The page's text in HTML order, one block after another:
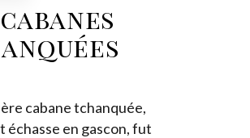
cabane tchanquée,
échasse en gascon, fut